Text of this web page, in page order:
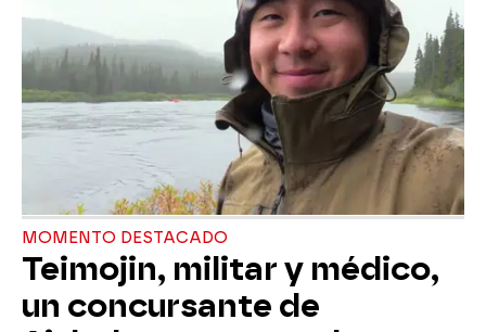
MOMENTO DESTACADO
Teimojin, militar y médico,
un concursante de